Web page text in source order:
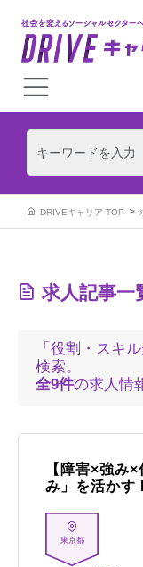
DRIVEキャリア TOP
求人記事一
「役割・スキ
検索。
全9件の求人情
【障害×強み
み」を活かす
東京都